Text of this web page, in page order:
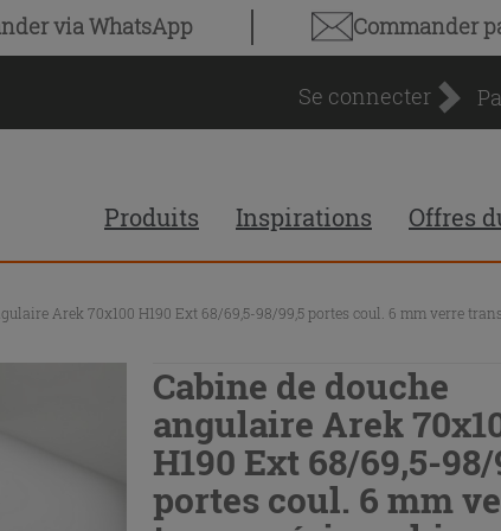
via WhatsApp Commander
Se connecter
Produits Inspirations Offres
Arek 70x100 H190 Ext 68/69,5-98/99,5 portes coul. 6 mm verre
Cabine de douche
angulaire Arek
H190 Ext 68/69,5-98/
portes coul. 6 mm